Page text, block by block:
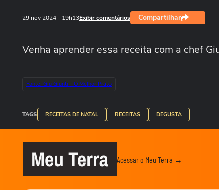
29 nov 2024- 19h13Exibir comentários Compartilhar
Venha aprender essa receita com a chef
Fonte: Giu Giunti - O Melhor Prato
TAGS RECEITAS DE NATAL RECEITAS DEGUSTA
Meu Terra Acessar o Meu Terra →